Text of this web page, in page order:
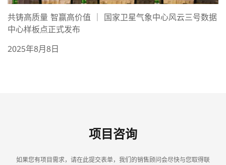
共铸高质量 智赢高价值 ｜ 国家卫星气象中心风云三号数据
中心样板点正式发布
2025年8月8日
项目咨询
如果您有项目需求，请在此提交表单，我们的销售顾问会尽快与您取得联